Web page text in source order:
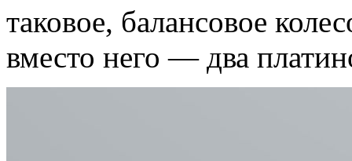
таковое, балансовое
вместо него — два